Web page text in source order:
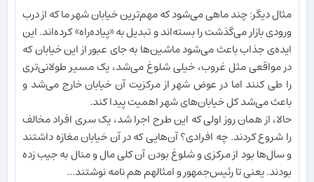
مثال دیگر: چند ماهی می‌شود که مهم‌ترین خیابان شهر ما که از درب
ورودی بازار می‌گذشت را بسته‌اند و تبدیل به «پیاده‌راه» کرده‌اند. این
ایده‌ی جذاب باعث می‌شود ماشین‌ها به جای عبور از این خیابان که
در مواقعی مثل غروب، خیلی شلوغ می‌شد، یک مسیر طولانی‌تری
را طی کنند اما در عوض شهر از مرکزیت آن خیابان خارج می‌شد و
باعث می‌شد کل خیابان‌های شهر اهمیت پیدا کند.
حالا، از همان روز اولی که این طرح اجرا شد، یک سری افراد مخالف
را شروع کردند. چه افرادی؟ آن‌هایی که در آن خیابان مغازه داشتند
و سال‌ها بود از مرکزی و شلوغ بودن آن کلی مال و منال به جیب زده
بودند. یعنی تا رئیس‌جمهور و امثالهم هم نامه نوشتند...